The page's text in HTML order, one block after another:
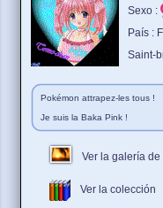
Sexo :
País :
Saint-
Pokémon attrapez-les tous !
Je suis la Baka Pink !
Ver la galería de
Ver la colección